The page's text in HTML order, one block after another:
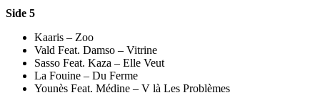
Side 5
Kaaris – Zoo
Vald Feat. Damso – Vitrine
Sasso Feat. Kaza – Elle Veut
La Fouine – Du Ferme
Younès Feat. Médine – V là Les Problèmes